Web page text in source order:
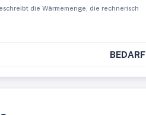
die Wärmemenge, die rechnerisch
BEDARF